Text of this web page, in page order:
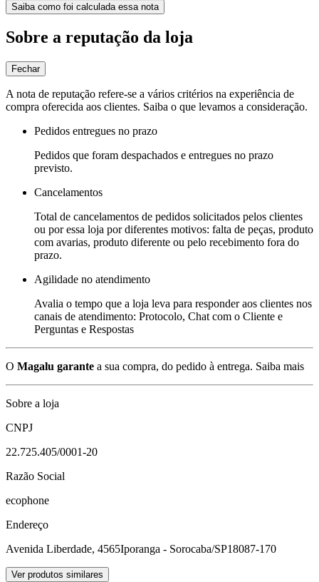
Saiba como foi calculada essa nota
Sobre a reputação da loja
Fechar
A nota de reputação refere-se a vários critérios na experiência de
compra oferecida aos clientes. Saiba o que levamos a consideração.
Pedidos entregues no prazo
Pedidos que foram despachados e entregues no prazo
previsto.
Cancelamentos
Total de cancelamentos de pedidos solicitados pelos clientes
ou por essa loja por diferentes motivos: falta de peças, produto
com avarias, produto diferente ou pelo recebimento fora do
prazo.
Agilidade no atendimento
Avalia o tempo que a loja leva para responder aos clientes nos
canais de atendimento: Protocolo, Chat com o Cliente e
Perguntas e Respostas
O Magalu garante a sua compra, do pedido à entrega. Saiba mais
Sobre a loja
CNPJ
22.725.405/0001-20
Razão Social
ecophone
Endereço
Avenida Liberdade, 4565Iporanga - Sorocaba/SP18087-170
Ver produtos similares